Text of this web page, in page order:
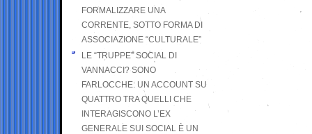
FORMALIZZARE UNA
CORRENTE, SOTTO FORMA DI
ASSOCIAZIONE “CULTURALE”
LE “TRUPPE” SOCIAL DI
VANNACCI? SONO
FARLOCCHE: UN ACCOUNT SU
QUATTRO TRA QUELLI CHE
INTERAGISCONO L’EX
GENERALE SUI SOCIAL È UN